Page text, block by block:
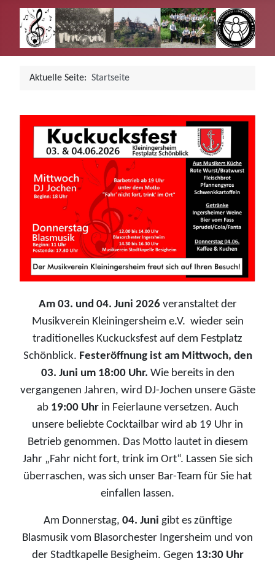
Aktuelle Seite: Startseite
Am 03. und 04. Juni 2026 veranstaltet der
Musikverein Kleiningersheim e.V. wieder sein
traditionelles Kuckucksfest auf dem Festplatz
Schönblick. Festeröffnung ist am Mittwoch, den
03. Juni um 18:00 Uhr. Wie bereits in den
vergangenen Jahren, wird DJ-Jochen unsere Gäste
ab 19:00 Uhrin Feierlaune versetzen. Auch
unsere beliebte Cocktailbar wird ab 19 Uhr in
Betrieb genommen. Das Motto lautet in diesem
Jahr „Fahr nicht fort, trink im Ort“. Lassen Sie sich
überraschen, was sich unser Bar-Team für Sie hat
einfallen lassen.
Am Donnerstag, 04. Juni gibt es zünftige
Blasmusik vom Blasorchester Ingersheim und von
der Stadtkapelle Besigheim. Gegen 13:30 Uhr